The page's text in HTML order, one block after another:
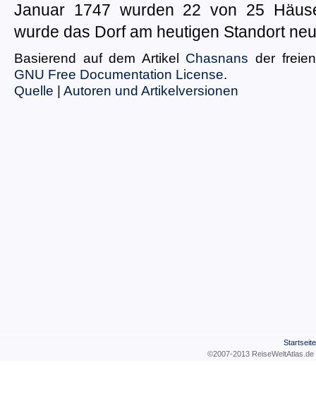
Januar 1747 wurden 22 von 25
wurde das Dorf am heutigen Standort
Basierend auf dem Artikel Chasnans der
GNU Free Documentation License.
Quelle | Autoren und Artikelversionen
Startseite
©2007-2013